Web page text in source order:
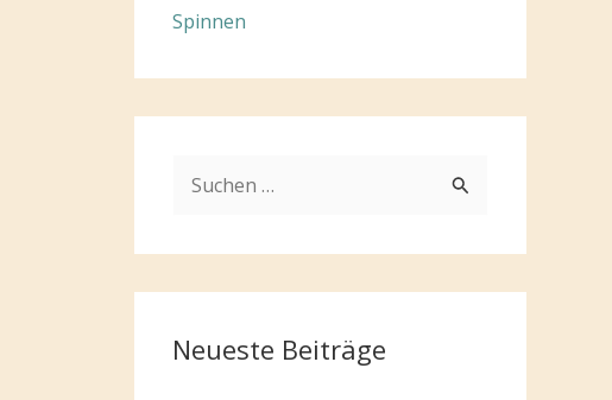
Spinnen
c
h
n
Neueste Beiträge